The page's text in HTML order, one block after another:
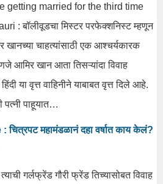
getting married for the third time
: बॉलीवूडचा मिस्टर परफेक्शनिस्ट म्हणून
चाहत्यांसाठी एक आश्चर्यकारक
आमिर खान आता तिसऱ्यांदा विवाह
या वृत्त वाहिनीने याबाबत वृत्त दिले आहे.
पत्नी पाहूयात…
महामंडळानं दहा वर्षात काय केलं?
गर्लफ्रेंड गौरी फ्रेंड तिच्यासोबत विवाह